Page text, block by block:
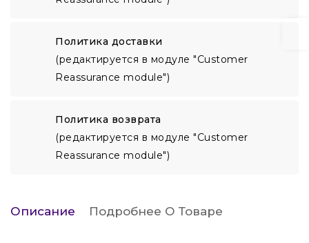
Политика доставки
(редактируется в модуле "Customer
Reassurance module")
Политика возврата
(редактируется в модуле "Customer
Reassurance module")
Описание Подробнее О Товаре